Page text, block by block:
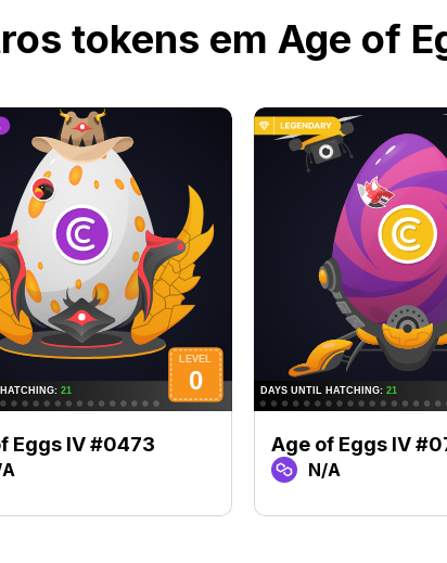
tokens em Age of
Eggs IV #0473 Age of Eggs IV
N/A